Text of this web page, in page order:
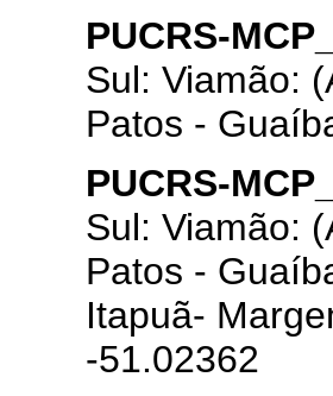
PUCRS-
Sul: Viamão:
Patos -
PUCRS-
Sul: Viamão:
Patos -
Itapuã-
-51.02362